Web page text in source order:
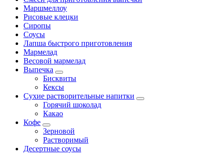
Маршмеллоу
Рисовые клецки
Сиропы
Соусы
Лапша быстрого приготовления
Мармелад
Весовой мармелад
Выпечка
Бисквиты
Кексы
Сухие растворительные напитки
Горячий шоколад
Какао
Кофе
Зерновой
Растворимый
Десертные соусы